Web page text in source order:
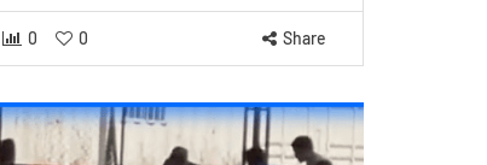
0 0 Share